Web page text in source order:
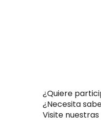
¿Quiere
¿Necesita
Visite